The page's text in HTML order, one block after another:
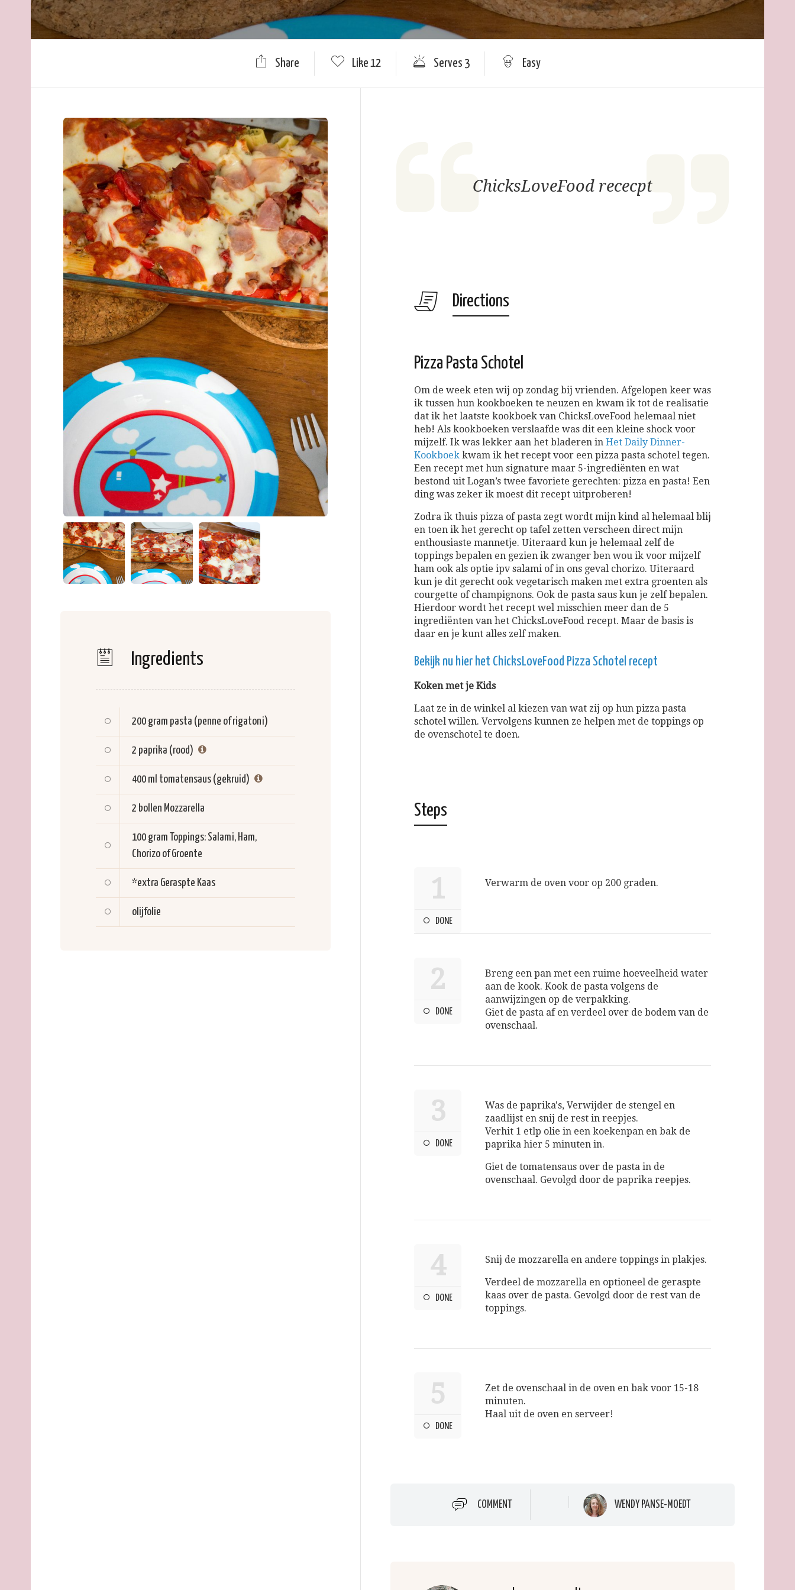
Share Like 12 Serves 3 Easy
Ingredients
200 gram pasta (penne of rigatoni)
2 paprika (rood)
400 ml tomatensaus (gekruid)
2 bollen Mozzarella
100 gram Toppings: Salami, Ham,
Chorizo of Groente
*extra Geraspte Kaas
olijfolie
ChicksLoveFood rececpt
Directions
Pizza Pasta Schotel
Om de week eten wij op zondag bij vrienden. Afgelopen keer was
ik tussen hun kookboeken te neuzen en kwam ik tot de realisatie
dat ik het laatste kookboek van ChicksLoveFood helemaal niet
heb! Als kookboeken verslaafde was dit een kleine shock voor
mijzelf. Ik was lekker aan het bladeren in Het Daily Dinner-
Kookboek kwam ik het recept voor een pizza pasta schotel tegen.
Een recept met hun signature maar 5-ingrediënten en wat
bestond uit Logan’s twee favoriete gerechten: pizza en pasta! Een
ding was zeker ik moest dit recept uitproberen!
Zodra ik thuis pizza of pasta zegt wordt mijn kind al helemaal blij
en toen ik het gerecht op tafel zetten verscheen direct mijn
enthousiaste mannetje. Uiteraard kun je helemaal zelf de
toppings bepalen en gezien ik zwanger ben wou ik voor mijzelf
ham ook als optie ipv salami of in ons geval chorizo. Uiteraard
kun je dit gerecht ook vegetarisch maken met extra groenten als
courgette of champignons. Ook de pasta saus kun je zelf bepalen.
Hierdoor wordt het recept wel misschien meer dan de 5
ingrediënten van het ChicksLoveFood recept. Maar de basis is
daar en je kunt alles zelf maken.
Bekijk nu hier het ChicksLoveFood Pizza Schotel recept
Koken met je Kids
Laat ze in de winkel al kiezen van wat zij op hun pizza pasta
schotel willen. Vervolgens kunnen ze helpen met de toppings op
de ovenschotel te doen.
Steps
1
DONE
Verwarm de oven voor op 200 graden.
2
DONE
Breng een pan met een ruime hoeveelheid water
aan de kook. Kook de pasta volgens de
aanwijzingen op de verpakking.
Giet de pasta af en verdeel over de bodem van de
ovenschaal.
3
DONE
Was de paprika's, Verwijder de stengel en
zaadlijst en snij de rest in reepjes.
Verhit 1 etlp olie in een koekenpan en bak de
paprika hier 5 minuten in.
Giet de tomatensaus over de pasta in de
ovenschaal. Gevolgd door de paprika reepjes.
4
DONE
Snij de mozzarella en andere toppings in plakjes.
Verdeel de mozzarella en optioneel de geraspte
kaas over de pasta. Gevolgd door de rest van de
toppings.
5
DONE
Zet de ovenschaal in de oven en bak voor 15-18
minuten.
Haal uit de oven en serveer!
COMMENT WENDY PANSE-MOEDT